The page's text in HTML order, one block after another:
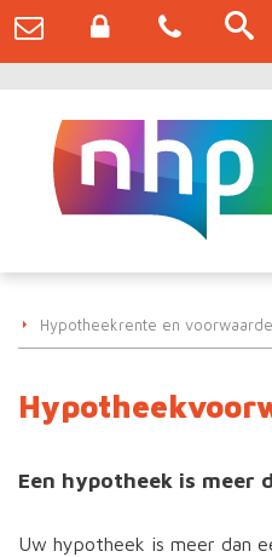
Hypotheekrente en
Een hypotheek is meer
Uw hypotheek is meer dan